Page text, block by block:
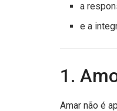
a
e a
1.
Amar não é